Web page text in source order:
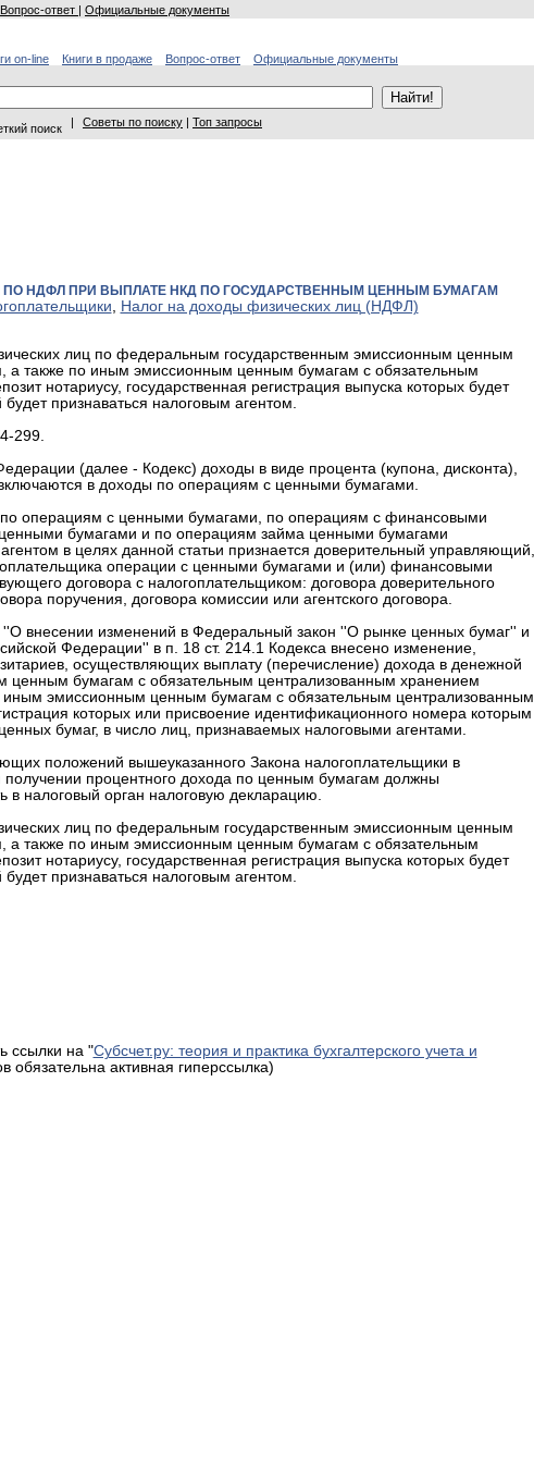
Вопрос-ответ | Официальные документы
on-line Книги в продаже Вопрос-ответ
Официальные документы
поиск | Советы по поиску | Топ запросы
ПО НДФЛ ПРИ ВЫПЛАТЕ НКД ПО ГОСУДАРСТВЕННЫМ ЦЕННЫМ БУМАГАМ
, Налог на доходы физических лиц (НДФЛ)
лиц по федеральным государственным эмиссионным ценным
а также по иным эмиссионным ценным бумагам с обязательным
нотариусу, государственная регистрация выпуска которых будет
признаваться налоговым агентом.
299.
(далее - Кодекс) доходы в виде процента (купона, дисконта),
в доходы по операциям с ценными бумагами.
по операциям с ценными бумагами, по операциям с финансовыми
бумагами и по операциям займа ценными бумагами
в целях данной статьи признается доверительный управляющий,
операции с ценными бумагами и (или) финансовыми
договора с налогоплательщиком: договора доверительного
поручения, договора комиссии или агентского договора.
внесении изменений в Федеральный закон ''О рынке ценных бумаг'' и
Федерации'' в п. 18 ст. 214.1 Кодекса внесено изменение,
осуществляющих выплату (перечисление) дохода в денежной
бумагам с обязательным централизованным хранением
иным эмиссионным ценным бумагам с обязательным централизованным
которых или присвоение идентификационного номера которым
бумаг, в число лиц, признаваемых налоговыми агентами.
положений вышеуказанного Закона налогоплательщики в
получении процентного дохода по ценным бумагам должны
в налоговый орган налоговую декларацию.
лиц по федеральным государственным эмиссионным ценным
а также по иным эмиссионным ценным бумагам с обязательным
нотариусу, государственная регистрация выпуска которых будет
признаваться налоговым агентом.
ссылки на "Субсчет.ру: теория и практика бухгалтерского учета и
обязательна активная гиперссылка)